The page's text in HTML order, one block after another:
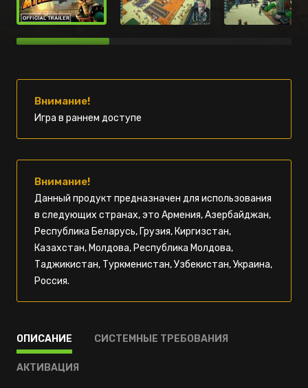
Внимание!
Игра в раннем доступе
Внимание!
Данный продукт предназначен для использования
в следующих странах, это Армения, Азербайджан,
Республика Беларусь, Грузия, Киргизстан,
Казахстан, Молдова, Республика Молдова,
Таджикистан, Туркменистан, Узбекистан, Украина,
Россия.
ОПИСАНИЕ СИСТЕМНЫЕ ТРЕБОВАНИЯ
АКТИВАЦИЯ